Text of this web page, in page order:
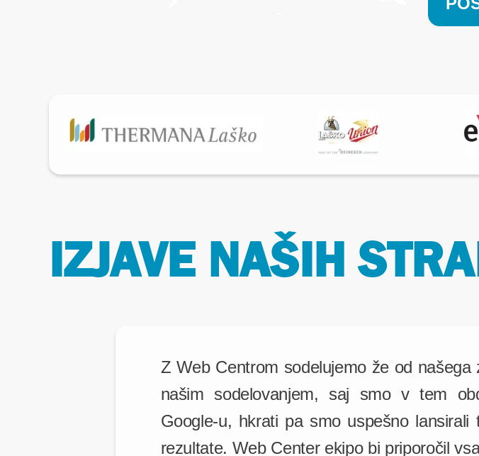
IZJAVE NAŠIH
Z Web Centrom sodelujemo že od
našim sodelovanjem, saj smo v tem
Google-u, hkrati pa smo uspešno
rezultate. Web Center ekipo bi priporočil